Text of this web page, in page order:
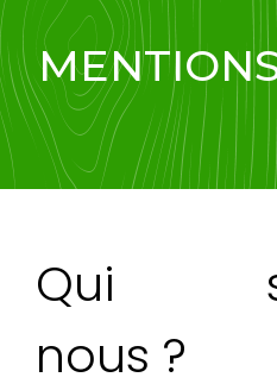
Qui
nous ?